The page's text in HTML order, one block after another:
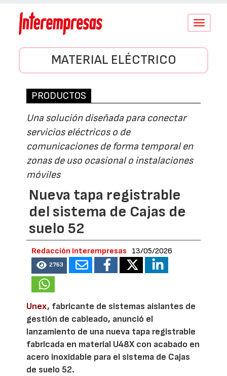
Conmutar
MATERIAL ELÉCTRICO
PRODUCTOS
Una solución diseñada para conectar
servicios eléctricos o de
comunicaciones de forma temporal en
zonas de uso ocasional o instalaciones
móviles
Nueva tapa registrable
del sistema de Cajas de
suelo 52
Redacción Interempresas 13/05/2026
2763
Unex, fabricante de sistemas aislantes de
gestión de cableado, anunció el
lanzamiento de una nueva tapa registrable
fabricada en material U48X con acabado en
acero inoxidable para el sistema de Cajas
de suelo 52.